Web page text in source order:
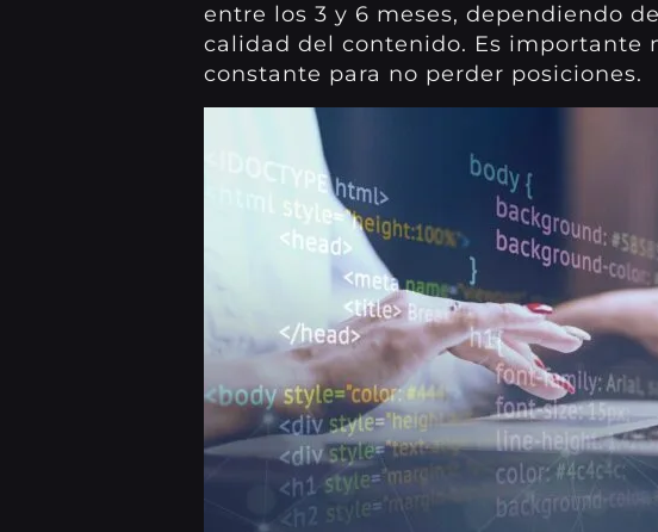
entre los 3 y 6 meses, dependiendo
calidad del contenido. Es importante
constante para no perder posiciones.